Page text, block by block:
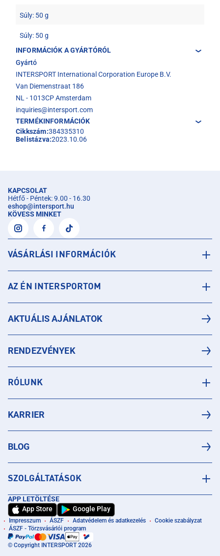
Súly: 50 g
Súly: 50 g
INFORMÁCIÓK A GYÁRTÓRÓL
Gyártó
INTERSPORT International Corporation Europe B.V.
Van Diemenstraat 186
NL - 1013CP Amsterdam
inquiries@intersport.com
TERMÉKINFORMÁCIÓK
Cikkszám:384335310
Belistázva:2023.10.06
KAPCSOLAT
Hétfő - Péntek: 9.00 - 16.30
eshop@intersport.hu
KÖVESS MINKET
VÁSÁRLÁSI INFORMÁCIÓK
AZ ÉN INTERSPORTOM
AKTUÁLIS AJÁNLATOK
RENDEZVÉNYEK
RÓLUNK
KARRIER
BLOG
SZOLGÁLTATÁSOK
APP LETÖLTÉSE
App Store
Google Play
Impresszum ÁSZF Adatvédelem és adatkezelés
Cookie szabályzat
ÁSZF - Törzsvásárlói program
© Copyright INTERSPORT 2026